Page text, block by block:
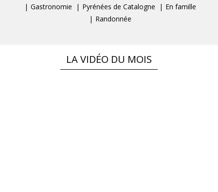
Gastronomie
Pyrénées de Catalogne
En famille
Randonnée
LA VIDÉO DU MOIS